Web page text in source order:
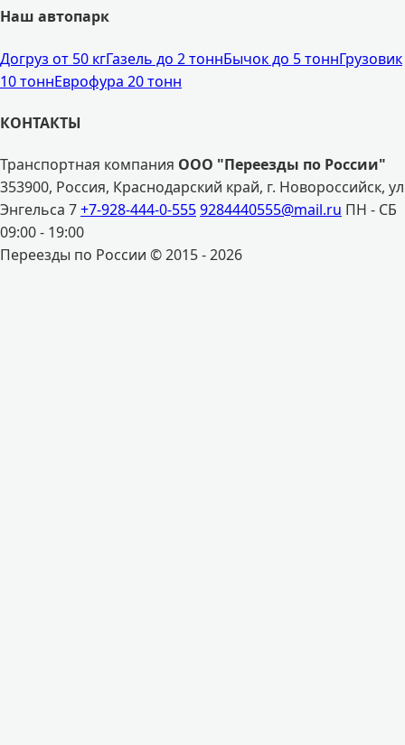
Наш автопарк
Догруз от 50 кгГазель до 2 тоннБычок до 5 тоннГрузовик
10 тоннЕврофура 20 тонн
КОНТАКТЫ
Транспортная компания ООО "Переезды по России"
353900, Россия, Краснодарский край, г. Новороссийск, ул
Энгельса 7+7-928-444-0-5559284440555@mail.ru ПН - СБ
09:00 - 19:00
Переезды по России © 2015 - 2026